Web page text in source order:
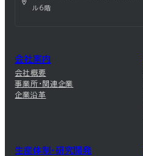
ル6階
会社案内
会社概要
事業所・関連企業
企業沿革
生産体制・研究開発